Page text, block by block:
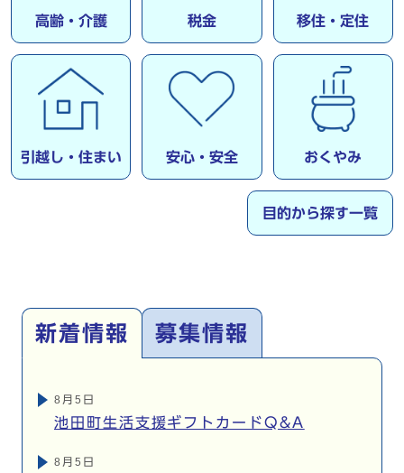
高齢・介護 税金 移住・定住
引越し・住まい 安心・安全 おくやみ
目的から探す一覧
新着情報 募集情報
8月5日
池田町生活支援ギフトカードQ&A
8月5日